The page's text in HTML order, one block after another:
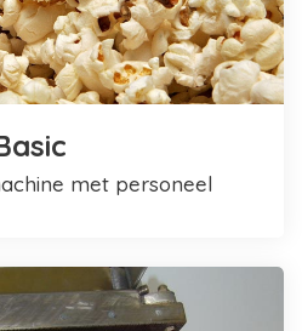
met personeel